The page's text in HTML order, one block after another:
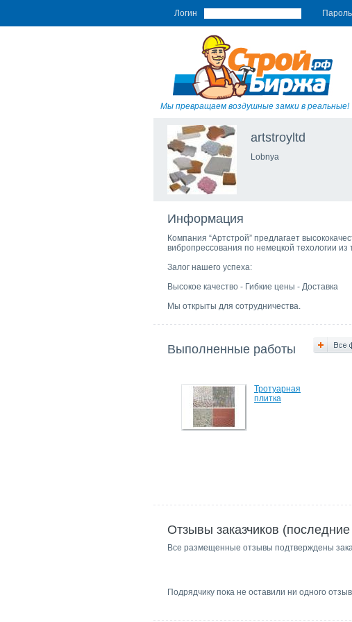
Логин Пароль
Мы превращаем воздушные замки в реальные!
artstroyltd
Lobnya
Информация
Компания “Артстрой” предлагает
вибропрессования по немецкой техологии из
Залог нашего успеха:
Высокое качество - Гибкие цены - Доставка
Мы открыты для сотрудничества.
Выполненные работы
Тротуарная
плитка
Отзывы заказчиков (последние
Все размещенные отзывы подтверждены
Подрядчику пока не оставили ни одного